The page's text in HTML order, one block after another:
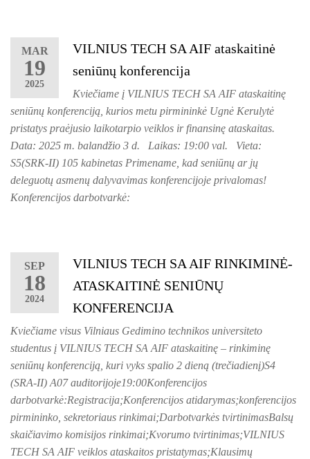
MAR
19
2025
VILNIUS TECH SA AIF ataskaitinė
seniūnų konferencija
Kviečiame į VILNIUS TECH SA AIF ataskaitinę
seniūnų konferenciją, kurios metu pirmininkė Ugnė Kerulytė
pristatys praėjusio laikotarpio veiklos ir finansinę ataskaitas.
Data: 2025 m. balandžio 3 d. Laikas: 19:00 val. Vieta:
S5(SRK-II) 105 kabinetas Primename, kad seniūnų ar jų
deleguotų asmenų dalyvavimas konferencijoje privalomas!
Konferencijos darbotvarkė:
SEP
18
2024
VILNIUS TECH SA AIF RINKIMINĖ-
ATASKAITINĖ SENIŪNŲ
KONFERENCIJA
Kviečiame visus Vilniaus Gedimino technikos universiteto
studentus į VILNIUS TECH SA AIF ataskaitinę – rinkiminę
seniūnų konferenciją, kuri vyks spalio 2 dieną (trečiadienį)S4
(SRA-II) A07 auditorijoje19:00Konferencijos
darbotvarkė:Registracija;Konferencijos atidarymas;konferencijos
pirmininko, sekretoriaus rinkimai;Darbotvarkės tvirtinimasBalsų
skaičiavimo komisijos rinkimai;Kvorumo tvirtinimas;VILNIUS
TECH SA AIF veiklos ataskaitos pristatymas;Klausimų